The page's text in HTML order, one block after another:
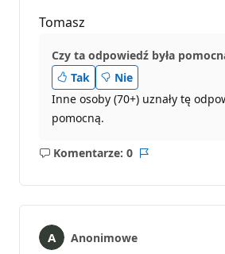
Tomasz
Czy ta odpowiedź była
Tak
Nie
Inne osoby (70+) uznały tę
pomocną.
Komentarze: 0
Brak
Anonimowe